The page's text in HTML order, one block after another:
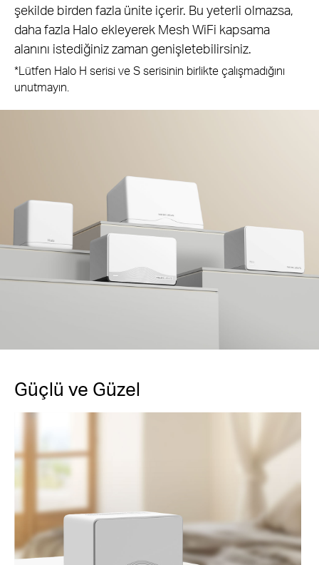
şekilde birden fazla ünite içerir. Bu yeterli olmazsa,
daha fazla Halo ekleyerek Mesh WiFi kapsama
alanını istediğiniz zaman genişletebilirsiniz.
*Lütfen Halo H serisi ve S serisinin birlikte çalışmadığını
unutmayın.
Güçlü ve Güzel